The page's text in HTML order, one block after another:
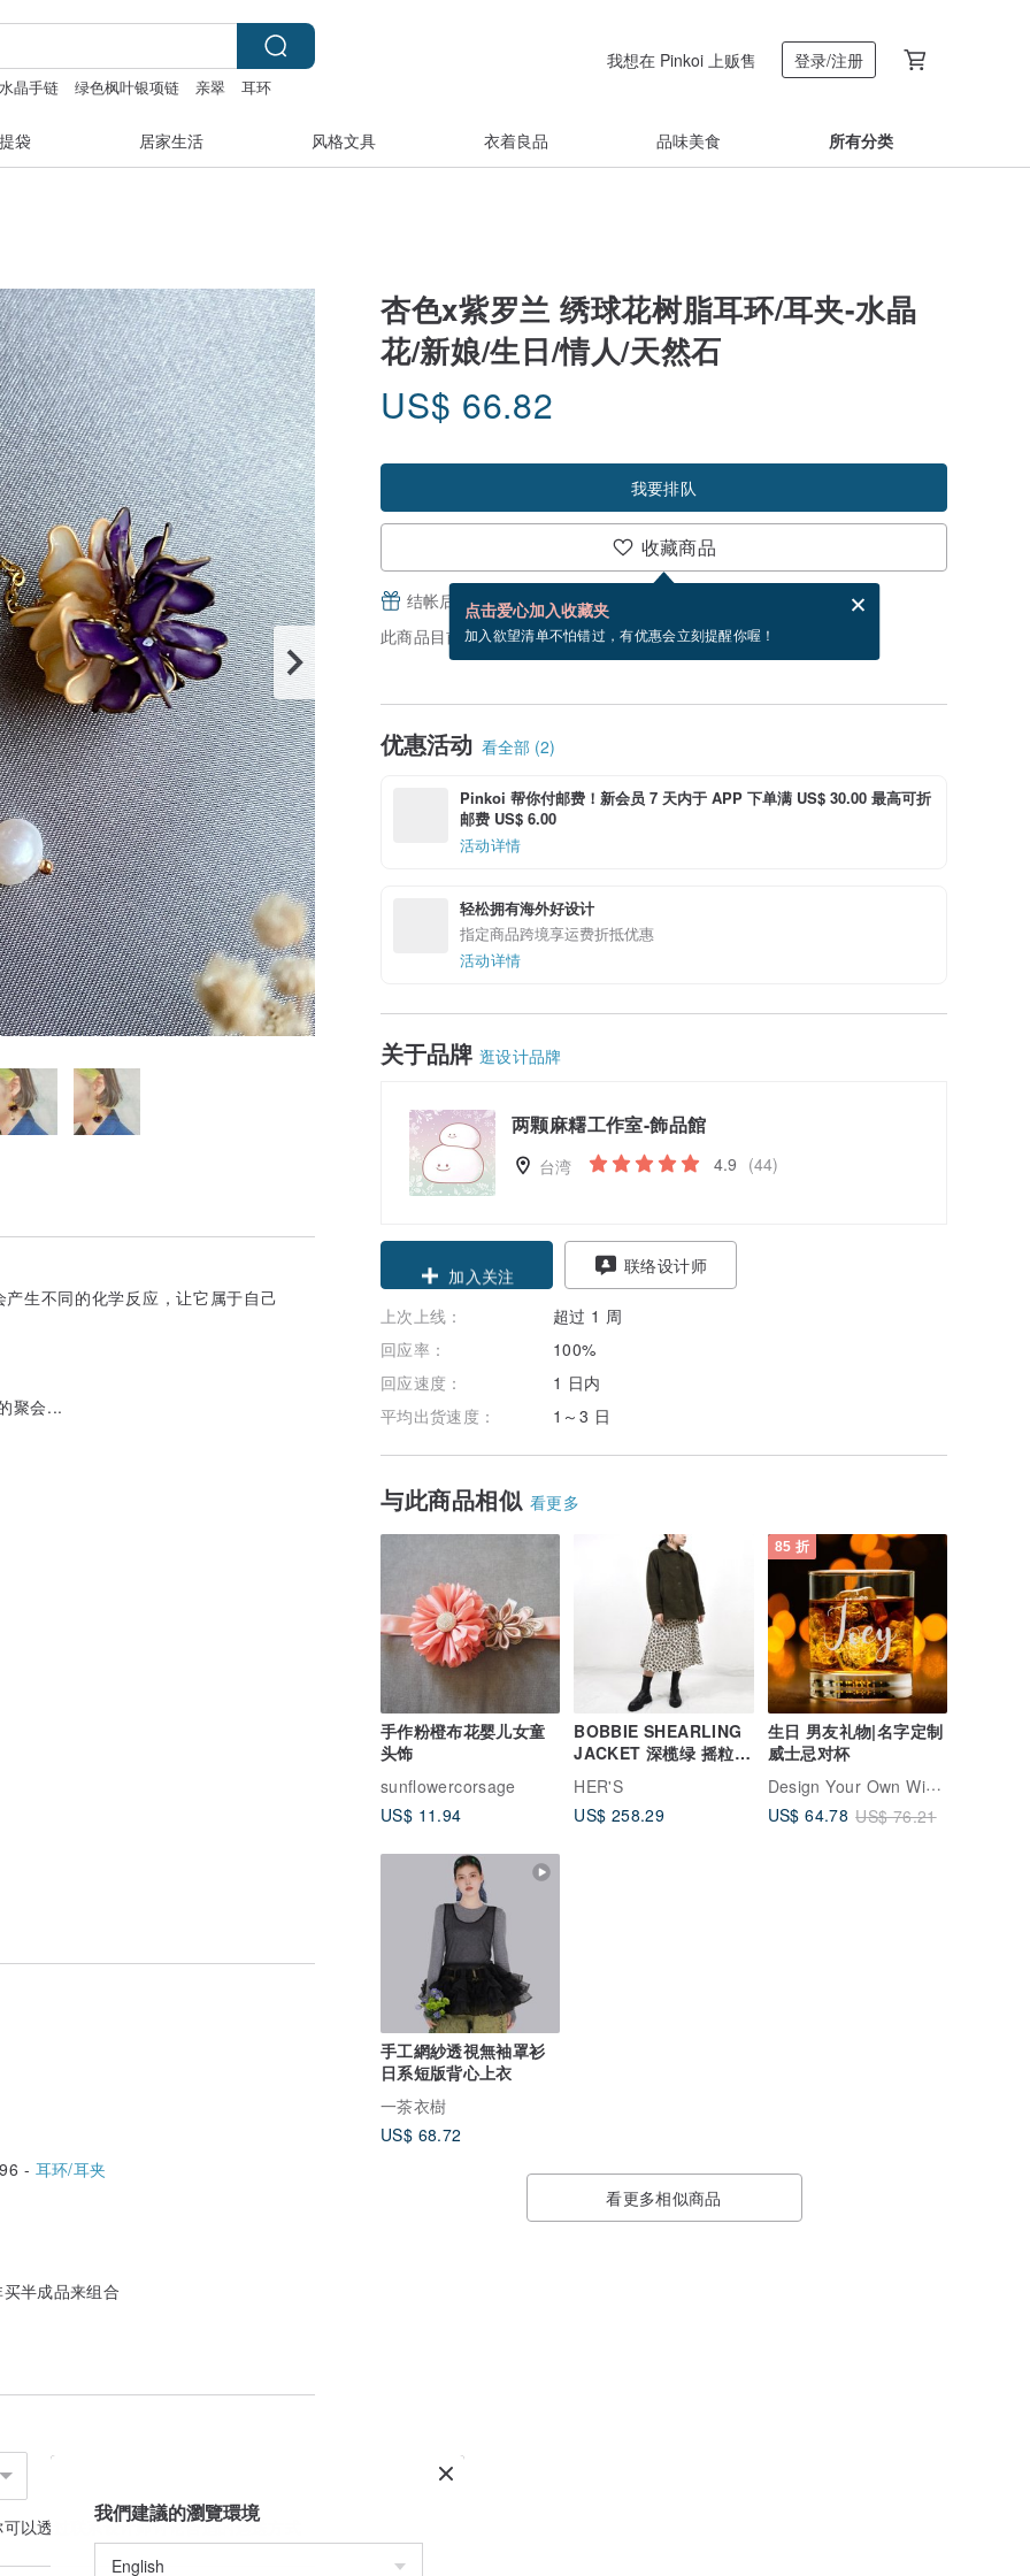
水晶手链 绿色枫叶银项链 亲翠 耳环
我想在 Pinkoi 上贩售 登录/注册
袋 居家生活 风格文具 衣着良品 品味美食 所有分类
杏色x紫罗兰 绣球花树脂耳环/耳夹-水晶
花/新娘/生日/情人/天然石
US$ 66.82
我要排队
收藏商品
点击爱心加入收藏夹
加入欲望清单不怕错过，有优惠会立刻提醒你喔！
结帐后填写并分享，免费帮你寄送电子贺卡。
电子贺卡是什么？
此商品目前没现货，你可以按“我要排队”，当有货会主动发信通知你
优惠活动 看全部 (2)
Pinkoi 帮你付邮费！新会员 7 天内于 APP 下单满 US$ 30.00 最高可折
邮费 US$ 6.00
活动详情
轻松拥有海外好设计
指定商品跨境享运费折抵优惠
活动详情
关于品牌 逛设计品牌
两颗麻糬工作室-飾品館
台湾 4.9 (44)
领优惠券
加入关注
联络设计师
上次上线：
超过 1 周
回应率：
100%
回应速度：
1 日内
平均出货速度：
1～3 日
与此商品相似 看更多
手作粉橙布花婴儿女童
头饰
sunflowercorsage
US$ 11.94
BOBBIE SHEARLING
JACKET 深榄绿 摇粒绒
HER'S
US$ 258.29
85 折
生日 男友礼物|名字定制
威士忌对杯
Design Your Own Wine 香港酒瓶雕刻礼品专门店
US$ 64.78 US$ 76.21
手工網紗透視無袖罩衫
日系短版背心上衣
一茶衣樹
US$ 68.72
看更多相似商品
生不同的化学反应，让它属于自己
聚会...
- 耳环/耳夹
半成品来组合
以透过 联系设计师讨论合适的运送方式
我們建議的瀏覽環境